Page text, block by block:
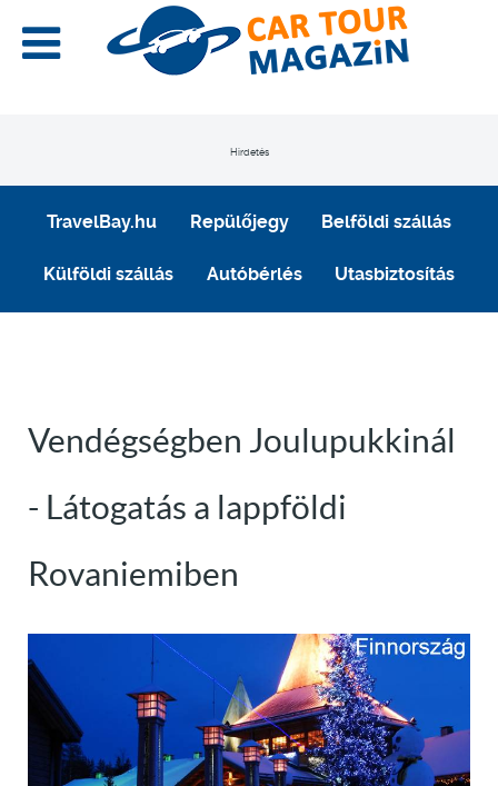
Hirdetés
TravelBay.hu Repülőjegy Belföldi szállás
Külföldi szállás Autóbérlés Utasbiztosítás
Vendégségben Joulupukkinál
- Látogatás a lappföldi
Rovaniemiben